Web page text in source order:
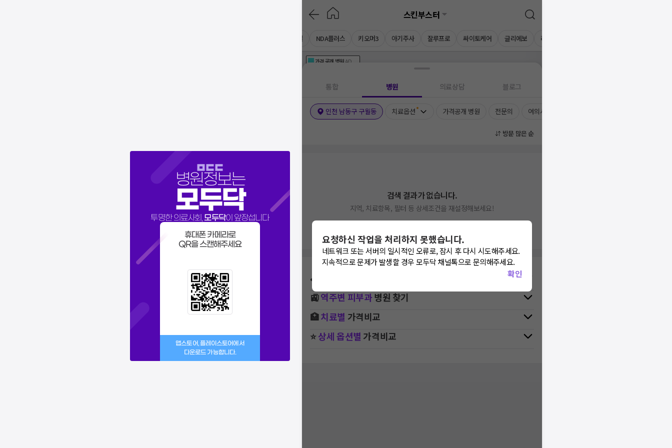
병원정보는
모두닥
투명한 의료사회,모두닥이 앞장섭니다
휴대폰 카메라로
QR을 스캔해주세요
앱스토어, 플레이스토어에서
다운로드 가능합니다.
스킨부스터
히라셀 NDA플러스 키오머3 아기주사 잘루프로 싸이토케어 글리에보 리제닌
가격공개 병원AD
통합 병원 의료상담 블로그
인천 남동구 구월동 치료옵션 가격공개 병원 전문의 여의사
방문 많은 순
검색 결과가 없습니다.
지역, 치료항목, 필터 등 상세조건을 재설정해보세요!
⛳
🚉역주변 피부과병원 찾기
🏥치료별 가격비교
⭐상세 옵션별 가격비교
요청하신 작업을 처리하지 못했습니다.
네트워크 또는 서버의 일시적인 오류로, 잠시 후 다시 시도해주세요.
지속적으로 문제가 발생할 경우 모두닥 채널톡으로 문의해주세요.
확인